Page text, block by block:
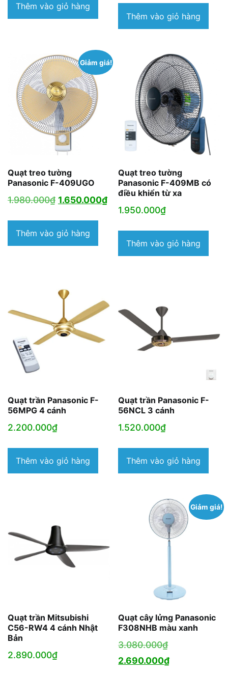
Thêm vào giỏ hàng
Thêm vào giỏ hàng
Giảm giá!
Quạt treo tường
Panasonic F-409UGO
1.980.000₫ Giá
là:
1.980.000₫.
1.650.000₫Giá
hiện
Thêm vào giỏ hàng
Quạt treo tường
Panasonic F-409MB có
điều khiển từ xa
1.950.000₫
Thêm vào giỏ hàng
Quạt trần Panasonic F-
56MPG 4 cánh
2.200.000₫
Thêm vào giỏ hàng
Quạt trần Panasonic F-
56NCL 3 cánh
1.520.000₫
Thêm vào giỏ hàng
Quạt trần Mitsubishi
C56-RW4 4 cánh Nhật
Bản
2.890.000₫
Giảm giá!
Quạt cây lửng Panasonic
F308NHB màu xanh
3.080.000₫Giá
gốc
2.690.000₫Giá